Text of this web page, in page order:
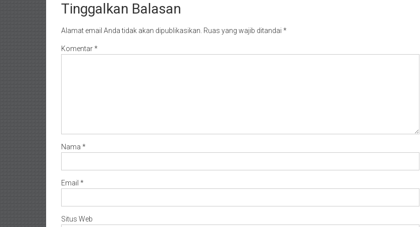
Tinggalkan Balasan
Alamat email Anda tidak akan dipublikasikan. Ruas yang wajib ditandai *
Komentar*
Nama *
Email *
Situs Web